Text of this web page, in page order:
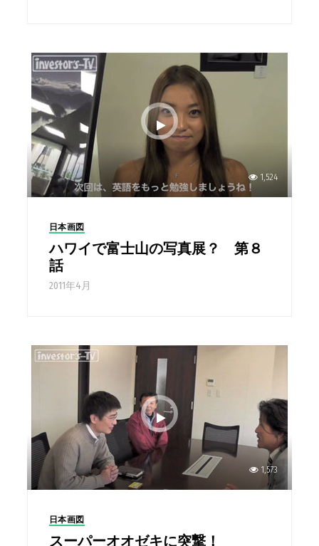
1,524
日本画図
ハワイで富士山の写真展？ 第８
話
2011年4月
1,573
日本画図
スーパーオオゼキに突撃！